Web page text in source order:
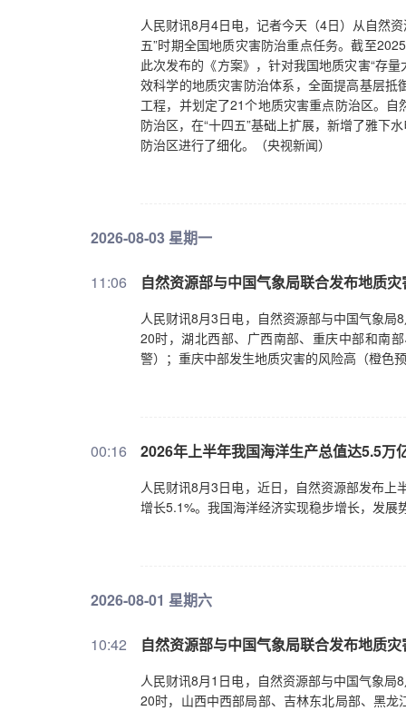
人民财讯8月4日电，记者今天（4日）从自然
五”时期全国地质灾害防治重点任务。截至
此次发布的《方案》，针对我国地质灾害“存
效科学的地质灾害防治体系，全面提高基层
工程，并划定了21个地质灾害重点防治区。
防治区，在“十四五”基础上扩展，新增了雅下
防治区进行了细化。（央视新闻）
2026-08-03 星期一
11:06 自然资源部与中国气象局联合发布地质
人民财讯8月3日电，自然资源部与中国气象
20时，湖北西部、广西南部、重庆中部和南
警）；重庆中部发生地质灾害的风险高（橙色
00:16 2026年上半年我国海洋生产总值达5.5万
人民财讯8月3日电，近日，自然资源部发布
增长5.1%。我国海洋经济实现稳步增长，发展
2026-08-01 星期六
10:42 自然资源部与中国气象局联合发布地质
人民财讯8月1日电，自然资源部与中国气象
20时，山西中西部局部、吉林东北局部、黑